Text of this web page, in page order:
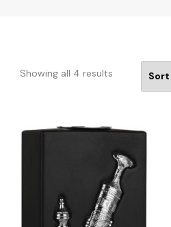
Showing all 4 results